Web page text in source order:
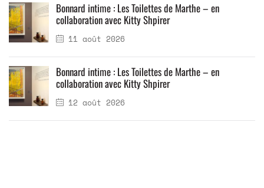
11 août 2026
Bonnard intime : Les Toilettes de Marthe – en
collaboration avec Kitty Shpirer
12 août 2026
Bonnard intime : Les Toilettes de Marthe – en
collaboration avec Kitty Shpirer